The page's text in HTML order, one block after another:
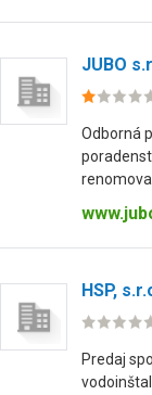
JUBO
Odborná
HSP,
Predaj